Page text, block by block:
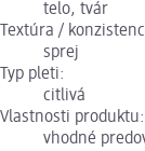
telo, tvár
Textúra /
sprej
Typ pleti:
citlivá
Vlastnosti produktu:
vhodné